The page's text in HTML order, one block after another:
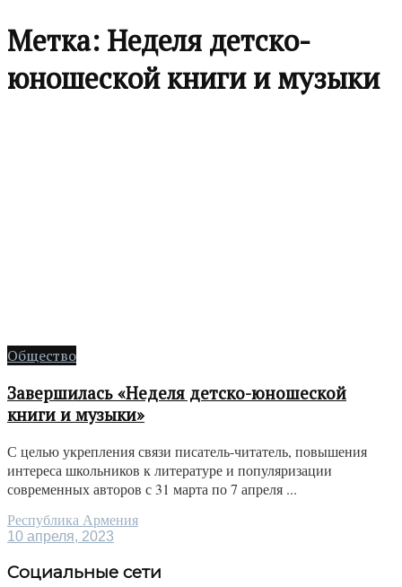
Метка: Неделя детско-
юношеской книги и музыки
Общество
Завершилась «Неделя детско-юношеской
книги и музыки»
С целью укрепления связи писатель-читатель, повышения
интереса школьников к литературе и популяризации
современных авторов с 31 марта по 7 апреля ...
Республика Армения
10 апреля, 2023
Социальные сети